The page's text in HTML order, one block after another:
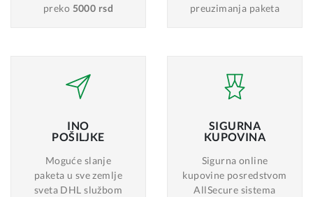
preko 5000 rsd
preuzimanja paketa
INO
POŠILJKE
Moguće slanje
paketa u sve zemlje
sveta DHL službom
SIGURNA
KUPOVINA
Sigurna online
kupovine posredstvom
AllSecure sistema